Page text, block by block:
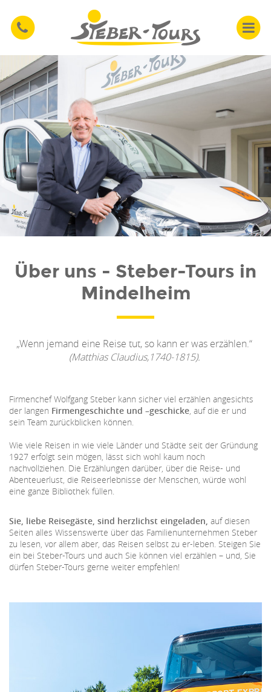
Über uns - Steber-Tours in
Mindelheim
„Wenn jemand eine Reise tut, so kann er was erzählen.“
(Matthias Claudius,1740-1815).
Firmenchef Wolfgang Steber kann sicher viel erzählen angesichts
der langen Firmengeschichte und –geschicke , auf die er und
sein Team zurückblicken können.
Wie viele Reisen in wie viele Länder und Städte seit der Gründung
1927 erfolgt sein mögen, lässt sich wohl kaum noch
nachvollziehen. Die Erzählungen darüber, über die Reise- und
Abenteuerlust, die Reiseerlebnisse der Menschen, würde wohl
eine ganze Bibliothek füllen.
Sie, liebe Reisegäste, sind herzlichst eingeladen, auf diesen
Seiten alles Wissenswerte über das Familienunternehmen Steber
zu lesen, vor allem aber, das Reisen selbst zu er-leben. Steigen Sie
ein bei Steber-Tours und auch Sie können viel erzählen – und, Sie
dürfen Steber-Tours gerne weiter empfehlen!